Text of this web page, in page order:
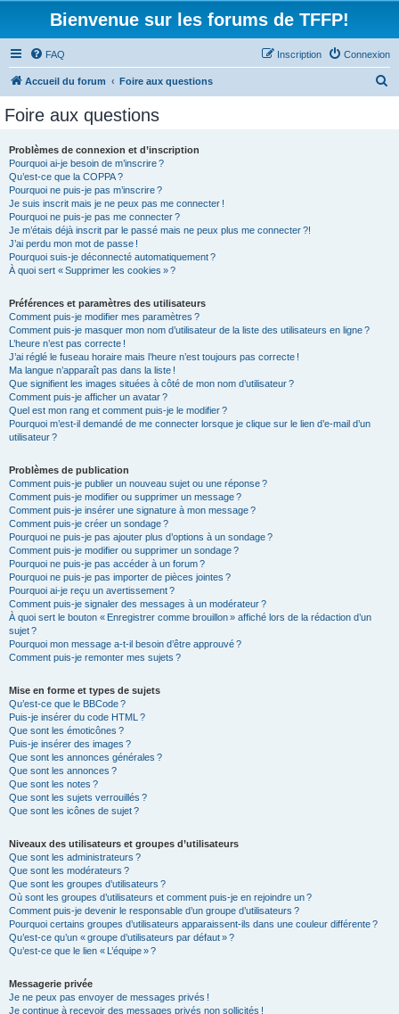
Bienvenue sur les forums de TFFP!
FAQ Connexion
Inscription
Accueil du forum Foire aux questions
Foire aux questions
Problèmes de connexion et d’inscription
Pourquoi ai-je besoin de m’inscrire ?
Qu’est-ce que la COPPA ?
Pourquoi ne puis-je pas m’inscrire ?
Je suis inscrit mais je ne peux pas me connecter !
Pourquoi ne puis-je pas me connecter ?
Je m’étais déjà inscrit par le passé mais ne peux plus me connecter ?!
J’ai perdu mon mot de passe !
Pourquoi suis-je déconnecté automatiquement ?
À quoi sert « Supprimer les cookies » ?
Préférences et paramètres des utilisateurs
Comment puis-je modifier mes paramètres ?
Comment puis-je masquer mon nom d’utilisateur de la liste des utilisateurs en ligne ?
L’heure n’est pas correcte !
J’ai réglé le fuseau horaire mais l’heure n’est toujours pas correcte !
Ma langue n’apparaît pas dans la liste !
Que signifient les images situées à côté de mon nom d’utilisateur ?
Comment puis-je afficher un avatar ?
Quel est mon rang et comment puis-je le modifier ?
Pourquoi m’est-il demandé de me connecter lorsque je clique sur le lien d’e-mail d’un
utilisateur ?
Problèmes de publication
Comment puis-je publier un nouveau sujet ou une réponse ?
Comment puis-je modifier ou supprimer un message ?
Comment puis-je insérer une signature à mon message ?
Comment puis-je créer un sondage ?
Pourquoi ne puis-je pas ajouter plus d’options à un sondage ?
Comment puis-je modifier ou supprimer un sondage ?
Pourquoi ne puis-je pas accéder à un forum ?
Pourquoi ne puis-je pas importer de pièces jointes ?
Pourquoi ai-je reçu un avertissement ?
Comment puis-je signaler des messages à un modérateur ?
À quoi sert le bouton « Enregistrer comme brouillon » affiché lors de la rédaction d’un
sujet ?
Pourquoi mon message a-t-il besoin d’être approuvé ?
Comment puis-je remonter mes sujets ?
Mise en forme et types de sujets
Qu’est-ce que le BBCode ?
Puis-je insérer du code HTML ?
Que sont les émoticônes ?
Puis-je insérer des images ?
Que sont les annonces générales ?
Que sont les annonces ?
Que sont les notes ?
Que sont les sujets verrouillés ?
Que sont les icônes de sujet ?
Niveaux des utilisateurs et groupes d’utilisateurs
Que sont les administrateurs ?
Que sont les modérateurs ?
Que sont les groupes d’utilisateurs ?
Où sont les groupes d’utilisateurs et comment puis-je en rejoindre un ?
Comment puis-je devenir le responsable d’un groupe d’utilisateurs ?
Pourquoi certains groupes d’utilisateurs apparaissent-ils dans une couleur différente ?
Qu’est-ce qu’un « groupe d’utilisateurs par défaut » ?
Qu’est-ce que le lien « L’équipe » ?
Messagerie privée
Je ne peux pas envoyer de messages privés !
Je continue à recevoir des messages privés non sollicités !